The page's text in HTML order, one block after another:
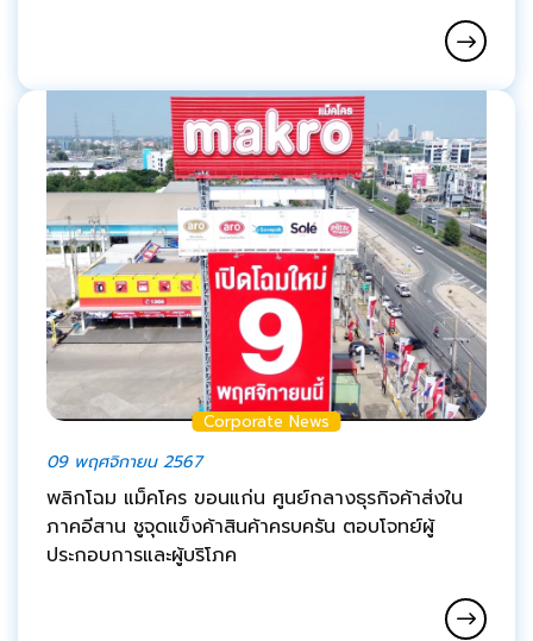
Corporate News
09 พฤศจิกายน 2567
พลิกโฉม แม็คโคร ขอนแก่น ศูนย์กลางธุรกิจค้าส่งใน
ภาคอีสาน ชูจุดแข็งค้าสินค้าครบครัน ตอบโจทย์ผู้
ประกอบการและผู้บริโภค